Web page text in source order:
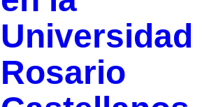
Universidad
Rosario